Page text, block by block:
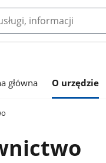
główna O urzędzie